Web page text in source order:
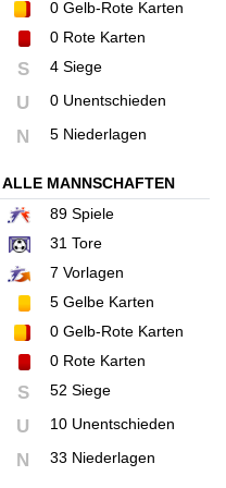
0Gelb-Rote Karten
0Rote Karten
S 4 Siege
U 0 Unentschieden
N 5 Niederlagen
ALLE MANNSCHAFTEN
89Spiele
31Tore
7 Vorlagen
5Gelbe Karten
0Gelb-Rote Karten
0Rote Karten
S 52 Siege
U 10 Unentschieden
N 33 Niederlagen